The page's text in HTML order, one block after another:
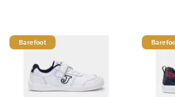
Barefoot